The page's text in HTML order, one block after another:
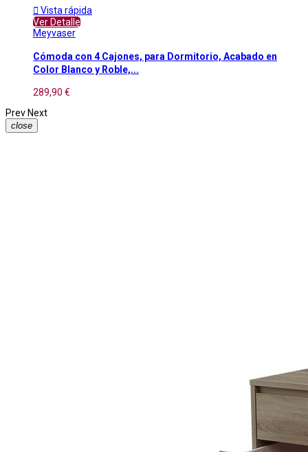
 Vista rápida
Ver Detalle
Meyvaser
Cómoda con 4 Cajones, para Dormitorio, Acabado en
Color Blanco y Roble,...
289,90 €
Prev Next
close